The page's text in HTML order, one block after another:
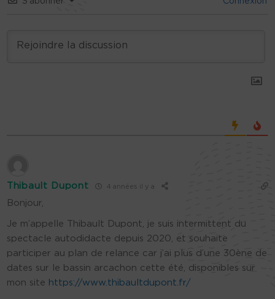
Thibault Dupont 4 années il y a
Bonjour,
Je m’appelle Thibault Dupont, je suis intermittent du
spectacle autodidacte depuis 2020, et souhaite
participer au plan de relance car j’ai plus d’une 30ène de
dates sur le bassin arcachon cette été, disponibles sur
mon site https://www.thibaultdupont.fr/